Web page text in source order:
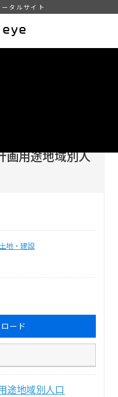
タルサイト
画用途地域別人
地・建設
ード
途地域別人口